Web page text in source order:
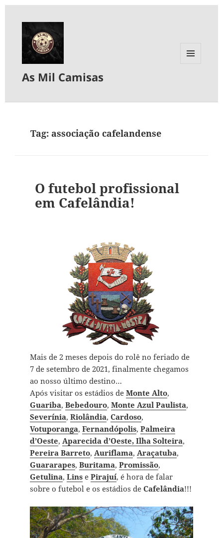
As Mil Camisas
Tag: associação cafelandense
O futebol profissional
em Cafelândia!
Mais de 2 meses depois do rolê no feriado de
7 de setembro de 2021, finalmente chegamos
ao nosso último destino…
Após visitar os estádios de Monte Alto,
Guariba, Bebedouro, Monte Azul Paulista,
Severínia, Riolândia, Cardoso,
Votuporanga, Fernandópolis, Palmeira
d’Oeste, Aparecida d’Oeste, Ilha Solteira,
Pereira Barreto, Auriflama, Araçatuba,
Guararapes, Buritama, Promissão,
Getulina, Linse Pirajuí, é hora de falar
sobre o futebol e os estádios de Cafelândia!!!